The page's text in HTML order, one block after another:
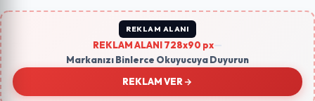
REKLAM ALANI
REKLAM ALANI 728x90 px
Markanızı Binlerce Okuyucuya Duyurun
REKLAM VER